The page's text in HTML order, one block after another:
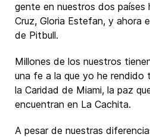
gente en nuestros dos países
Cruz, Gloria Estefan, y ahora
de Pitbull.
Millones de los nuestros
una fe a la que yo he rendido
la Caridad de Miami, la paz
encuentran en La Cachita.
A pesar de nuestras